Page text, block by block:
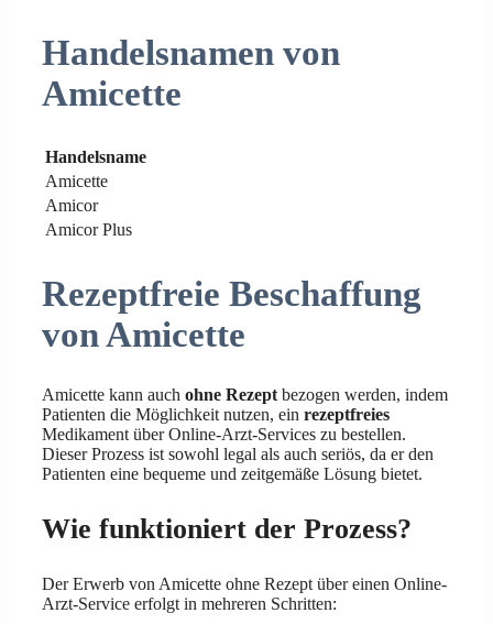
Handelsnamen von
Amicette
Handelsname
Amicette
Amicor
Amicor Plus
Rezeptfreie Beschaffung
von Amicette
Amicette kann auch ohne Rezept bezogen werden, indem
Patienten die Möglichkeit nutzen, ein rezeptfreies
Medikament über Online-Arzt-Services zu bestellen.
Dieser Prozess ist sowohl legal als auch seriös, da er den
Patienten eine bequeme und zeitgemäße Lösung bietet.
Wie funktioniert der Prozess?
Der Erwerb von Amicette ohne Rezept über einen Online-
Arzt-Service erfolgt in mehreren Schritten: